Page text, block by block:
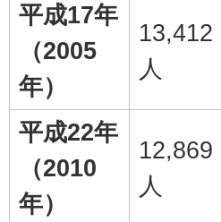
平成17年
（2005
年）
13,412
人
平成22年
（2010
年）
12,869
人